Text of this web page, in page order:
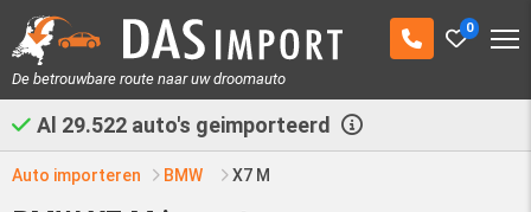
0
De betrouwbare route naar uw droomauto
Al 29.522 auto's geimporteerd
Auto importeren BMW X7 M